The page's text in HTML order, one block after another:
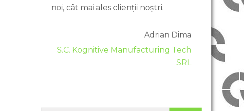
noi, cât mai ales clienții noștri.
Adrian Dima
S.C. Kognitive Manufacturing Tech
SRL